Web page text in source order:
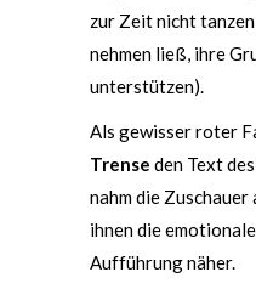
zur Zeit nicht
nehmen ließ, ihre
unterstützen).
Als gewisser roter
Trense den Text
nahm die Zuschauer
ihnen die
Aufführung näher.